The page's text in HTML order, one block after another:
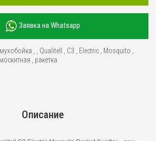
Заявка на Whatsapp
мухобойка Qualitell C3 Electric Mosquito
ракетка
Описание